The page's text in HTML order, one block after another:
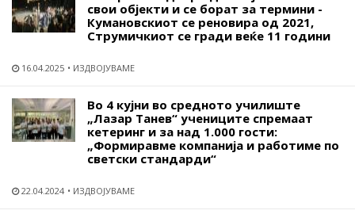
свои објекти и се борат за термини -
Кумановскиот се реновира од 2021,
Струмичкиот се гради веќе 11 години
16.04.2025 ИЗДВОЈУВАМЕ
Во 4 кујни во средното училиште
„Лазар Танев“ учениците спремаат
кетеринг и за над 1.000 гости:
„Формиравме компанија и работиме по
светски стандарди“
22.04.2024 ИЗДВОЈУВАМЕ